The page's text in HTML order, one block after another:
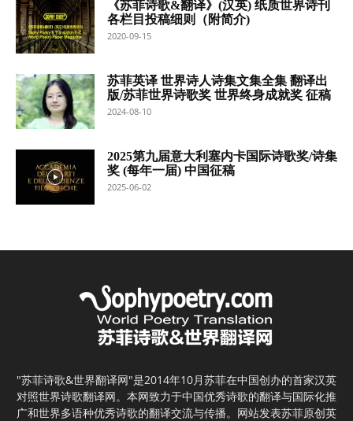
《苏菲诗歌&翻译》(汉英) 纸质世界诗刊
各栏目投稿细则（附简介)
2020-09-15
苏菲英译 世界诗人诗集文集全集 翻译出
版/苏菲世界诗歌奖 世界终身成就奖 征稿
2024-08-10
2025第九届意大利塞内卡国际诗歌奖/诗集
奖 (每年一届) 中国征稿
2025-06-02
"苏菲诗歌&世界翻译网"是2014年10月苏菲在中国创办的首家汉英
对照世界诗歌翻译网。本网致力于中国优秀诗歌的翻译与国际化推
广和世界多语种优秀诗歌的翻译交流与传播。网站发表苏菲原创英